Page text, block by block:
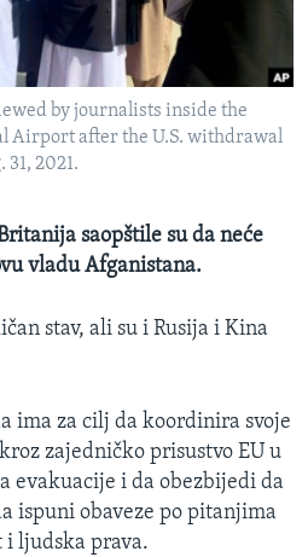
by journalists inside the
Airport after the U.S. withdrawal
2021.
saopštile su da neće
vladu Afganistana.
stav, ali su i Rusija i Kina
ima za cilj da koordinira svoje
zajedničko prisustvo EU u
evakuacije i da obezbijedi da
ispuni obaveze po pitanjima
ljudska prava.